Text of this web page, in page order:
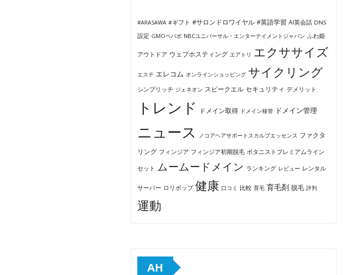
#ARASAWA #ギフト #サロンドロワイヤル #英語学習 AI英会話 DNS
設定 GMOペパボ NBCユニバーサル・エンターテイメントジャパン ふわ姫
アウトドア ウェブホスティング エアトリ エクササイズ
エステ エレコム オンラインショッピング サイクリング
シンプリッチ ジェネオン スピークエル セキュリティ デメリット
トレンド ドメイン取得 ドメイン移管 ドメイン管理
ニュース ノコアヘアサポートスカルプエッセンス ファクタ
リング フィンジア フィンジア初期脱毛 ボタニストプレミアムライン
セット ムームードメイン ランキング レビュー レンタル
サーバー ロリポップ 健康 口コミ 比較 育毛 育毛剤 脱毛 評判
運動
AH